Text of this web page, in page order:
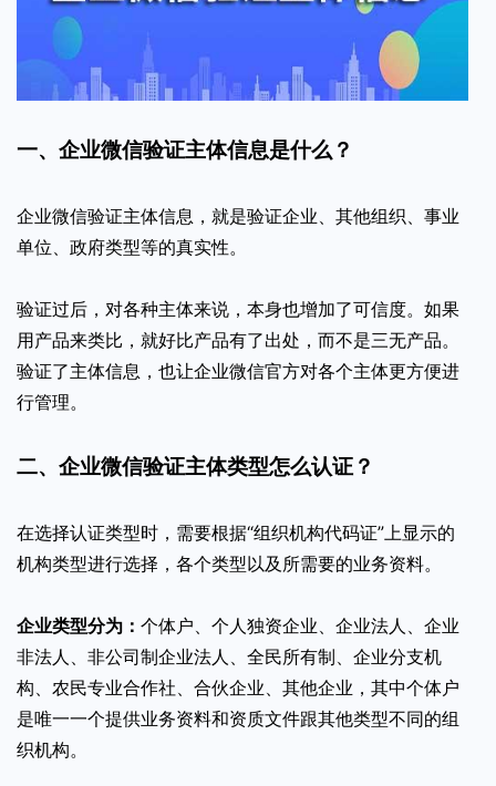
一、企业微信验证主体信息是什么？
企业微信验证主体信息，就是验证企业、其他组织、事业
单位、政府类型等的真实性。
验证过后，对各种主体来说，本身也增加了可信度。如果
用产品来类比，就好比产品有了出处，而不是三无产品。
验证了主体信息，也让企业微信官方对各个主体更方便进
行管理。
二、企业微信验证主体类型怎么认证？
在选择认证类型时，需要根据“组织机构代码证”上显示的
机构类型进行选择，各个类型以及所需要的业务资料。
企业类型分为： 个体户、个人独资企业、企业法人、企业
非法人、非公司制企业法人、全民所有制、企业分支机
构、农民专业合作社、合伙企业、其他企业，其中个体户
是唯一一个提供业务资料和资质文件跟其他类型不同的组
织机构。